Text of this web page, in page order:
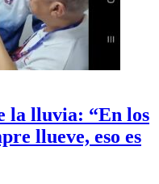
la lluvia: “En los
llueve, eso es